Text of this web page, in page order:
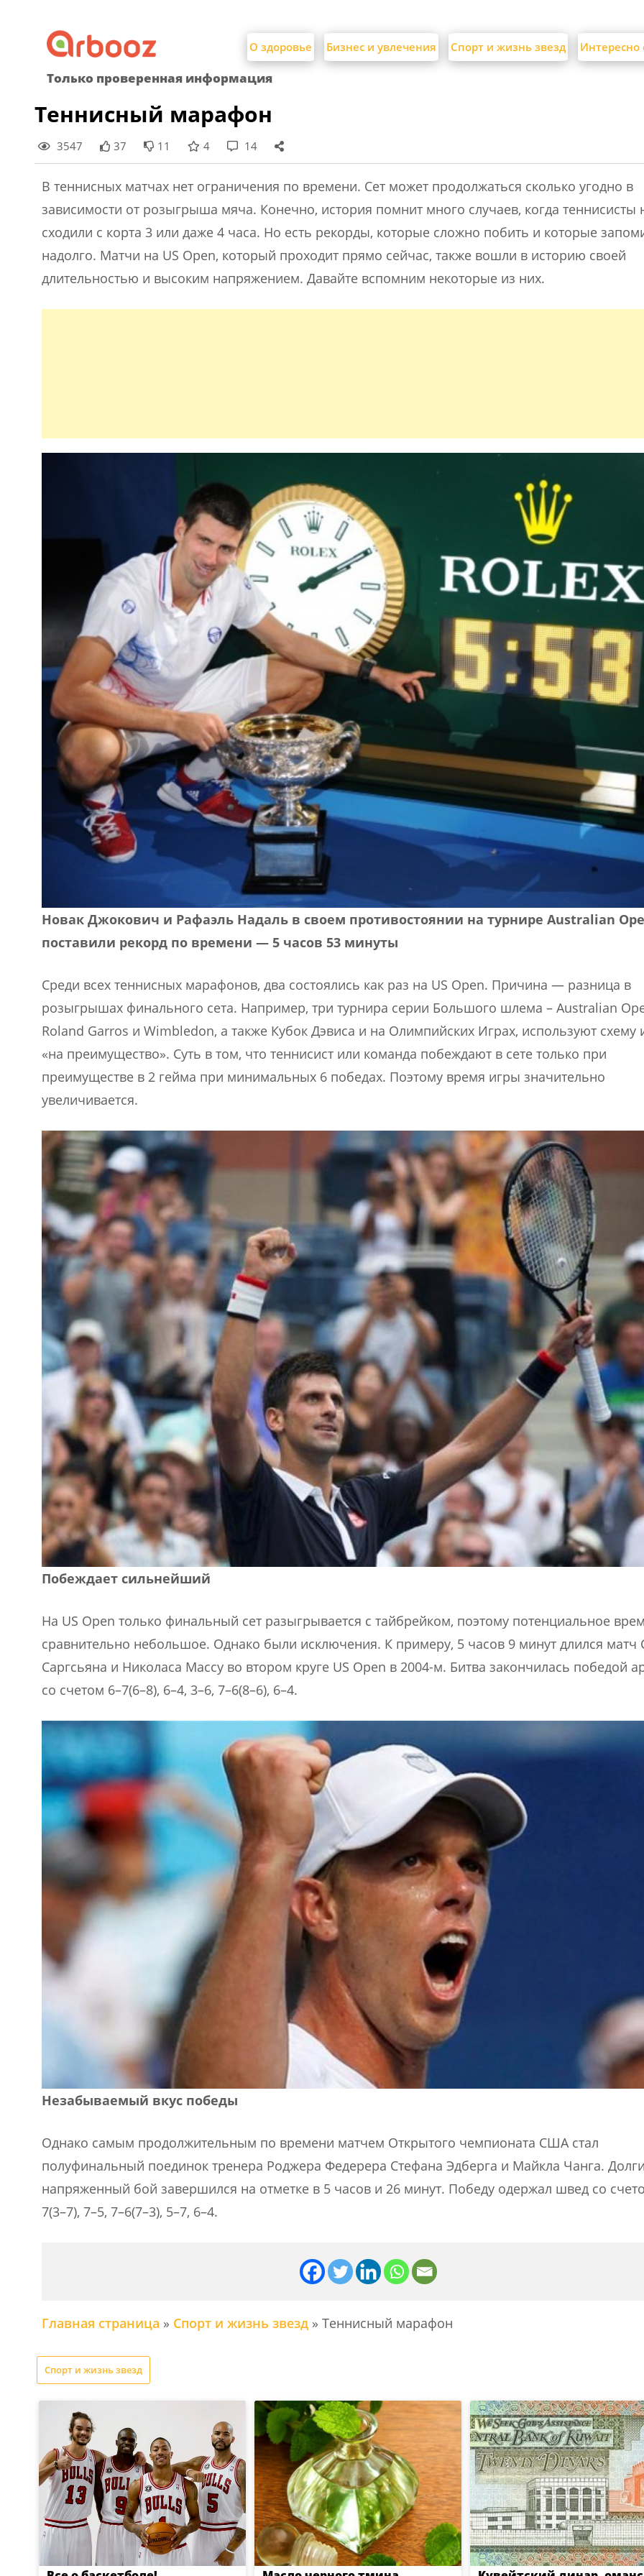
content
О здоровье Бизнес и увлечения Спорт и жизнь звезд
Только проверенная информация
Теннисный марафон
3547 37 11 4 14
В теннисных матчах нет ограничения по времени. Сет может продолжаться сколько угодно в
зависимости от розыгрыша мяча. Конечно, история помнит много случаев, когда теннисисты
сходили с корта 3 или даже 4 часа. Но есть рекорды, которые сложно побить и которые
надолго. Матчи на US Open, который проходит прямо сейчас, также вошли в историю своей
длительностью и высоким напряжением. Давайте вспомним некоторые из них.
Новак Джокович и Рафаэль Надаль в своем противостоянии на турнире Australian
поставили рекорд по времени — 5 часов 53 минуты
Среди всех теннисных марафонов, два состоялись как раз на US Open. Причина — разница в
розыгрышах финального сета. Например, три турнира серии Большого шлема – Australian
Roland Garros и Wimbledon, а также Кубок Дэвиса и на Олимпийских Играх, используют схему
«на преимущество». Суть в том, что теннисист или команда побеждают в сете только при
преимуществе в 2 гейма при минимальных 6 победах. Поэтому время игры значительно
увеличивается.
Побеждает сильнейший
На US Open только финальный сет разыгрывается с тайбрейком, поэтому потенциальное
сравнительно небольшое. Однако были исключения. К примеру, 5 часов 9 минут длился матч
Саргсьяна и Николаса Массу во втором круге US Open в 2004-м. Битва закончилась победой
со счетом 6–7(6–8), 6–4, 3–6, 7–6(8–6), 6–4.
Незабываемый вкус победы
Однако самым продолжительным по времени матчем Открытого чемпионата США стал
полуфинальный поединок тренера Роджера Федерера Стефана Эдберга и Майкла Чанга.
напряженный бой завершился на отметке в 5 часов и 26 минут. Победу одержал швед со
7(3–7), 7–5, 7–6(7–3), 5–7, 6–4.
Главная страница » Спорт и жизнь звезд» Теннисный марафон
Спорт и жизнь звезд